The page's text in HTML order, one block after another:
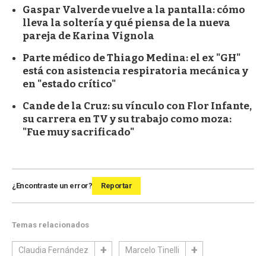
Gaspar Valverde vuelve a la pantalla: cómo
lleva la soltería y qué piensa de la nueva
pareja de Karina Vignola
Parte médico de Thiago Medina: el ex "GH"
está con asistencia respiratoria mecánica y
en "estado crítico"
Cande de la Cruz: su vínculo con Flor Infante,
su carrera en TV y su trabajo como moza:
"Fue muy sacrificado"
¿Encontraste un error? Reportar
Temas relacionados
Claudia Fernández Marcelo Tinelli